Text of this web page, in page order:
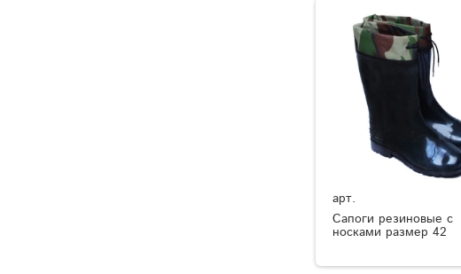
арт.
Сапоги резиновые с
носками размер 42